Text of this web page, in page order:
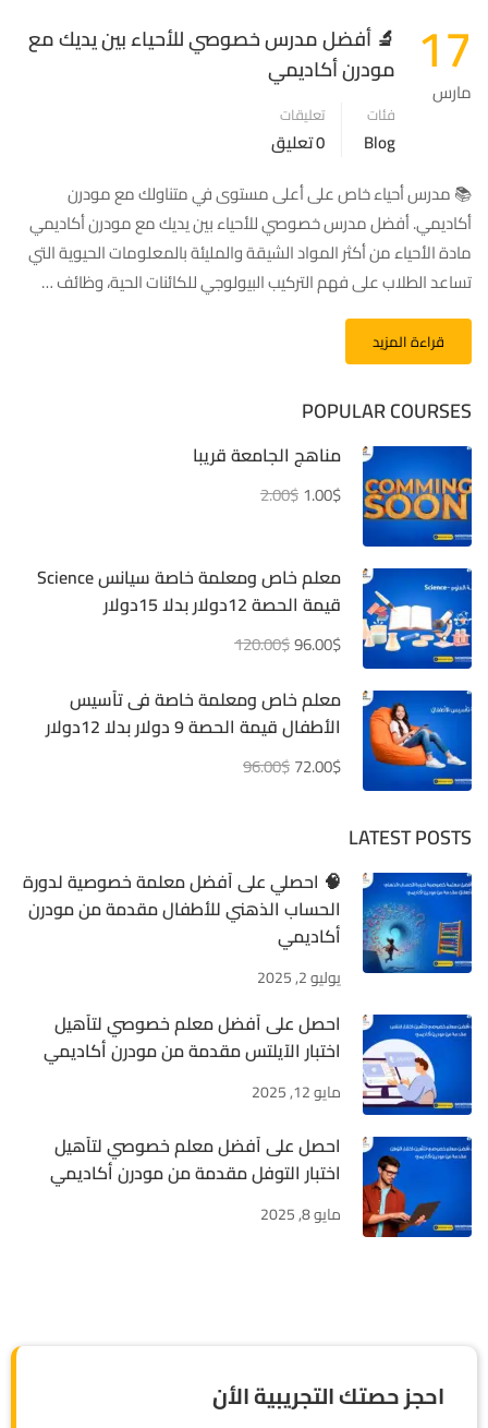
17
مارس
🔬 أفضل مدرس خصوصي للأحياء بين يديك مع
مودرن أكاديمي
فئات
Blog
تعليقات
0 تعليق
📚 مدرس أحياء خاص على أعلى مستوى في متناولك مع مودرن
أكاديمي. أفضل مدرس خصوصي للأحياء بين يديك مع مودرن أكاديمي
مادة الأحياء من أكثر المواد الشيقة والمليئة بالمعلومات الحيوية التي
تساعد الطلاب على فهم التركيب البيولوجي للكائنات الحية، وظائف …
قراءة المزيد
POPULAR COURSES
مناهج الجامعة قريبا
2.00$1.00$
معلم خاص ومعلمة خاصة سيانس Science
قيمة الحصة 12دولار بدلا 15دولار
120.00$96.00$
معلم خاص ومعلمة خاصة فى تأسيس
الأطفال قيمة الحصة 9 دولار بدلا 12دولار
96.00$72.00$
LATEST POSTS
🧠 احصلي على أفضل معلمة خصوصية لدورة
الحساب الذهني للأطفال مقدمة من مودرن
أكاديمي
يوليو 2, 2025
احصل على أفضل معلم خصوصي لتأهيل
اختبار الآيلتس مقدمة من مودرن أكاديمي
مايو 12, 2025
احصل على أفضل معلم خصوصي لتأهيل
اختبار التوفل مقدمة من مودرن أكاديمي
مايو 8, 2025
احجز حصتك التجريبية الأن